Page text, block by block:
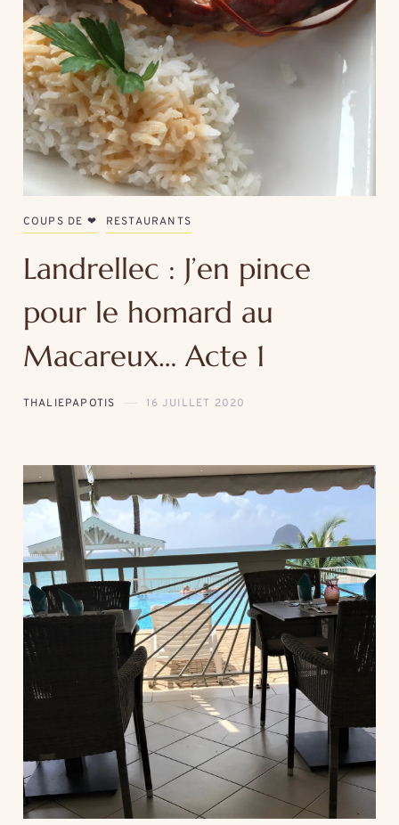
COUPS DE ❤ RESTAURANTS
Landrellec : J’en pince
pour le homard au
Macareux… Acte 1
THALIEPAPOTIS 16 JUILLET 2020